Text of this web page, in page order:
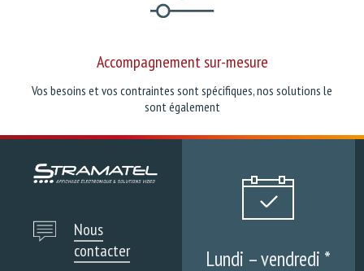
Accompagnement sur-mesure
Vos besoins et vos contraintes sont spécifiques, nos solutions le
sont également
Nous
contacter
Lundi – vendredi *